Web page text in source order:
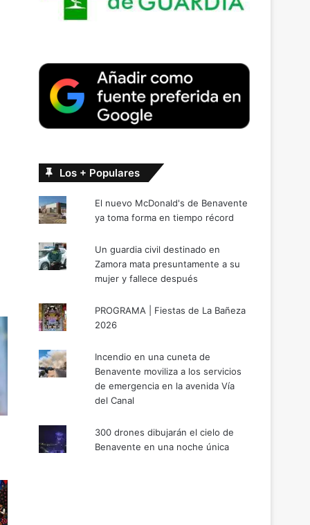
Los + Populares
El nuevo McDonald's de Benavente
ya toma forma en tiempo récord
Un guardia civil destinado en
Zamora mata presuntamente a su
mujer y fallece después
PROGRAMA | Fiestas de La Bañeza
2026
Incendio en una cuneta de
Benavente moviliza a los servicios
de emergencia en la avenida Vía
del Canal
300 drones dibujarán el cielo de
Benavente en una noche única